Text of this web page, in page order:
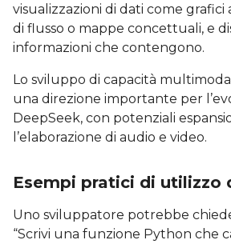
visualizzazioni di dati come grafici
di flusso o mappe concettuali, e
informazioni che contengono.
Lo sviluppo di capacità
una direzione importante per
DeepSeek, con potenziali
l’elaborazione di audio e video.
Esempi pratici di utilizzo
Uno sviluppatore potrebbe
“Scrivi una funzione Python che